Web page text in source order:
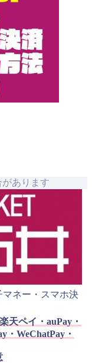
あります
ネー・スマホ決
天ペイ・auPay・
・WeChatPay・